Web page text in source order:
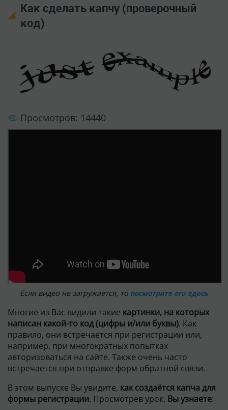
Как сделать капчу (проверочный
код)
Просмотров: 14440
Если видео не загружается, то посмотрите его здесь
Многие из Вас видили такие картинки, на которых
написан какой-то код (цифры и/или буквы). Как
правило, они встречается при регистрации или,
например, при многократных попытках
авторизоваться на сайте. Также очень часто
встречается при отправке форм обратной связи.
В этом выпуске Вы увидите, как создаётся капча для
формы регистрации. Просмотрев урок, Вы узнаете: